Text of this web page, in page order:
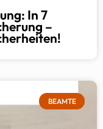
In 7
–
BEAMTE